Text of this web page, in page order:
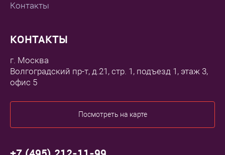
Контакты
КОНТАКТЫ
г. Москва
Волгоградский пр-т, д.21, стр. 1, подъезд 1, этаж 3,
офис 5
Посмотреть на карте